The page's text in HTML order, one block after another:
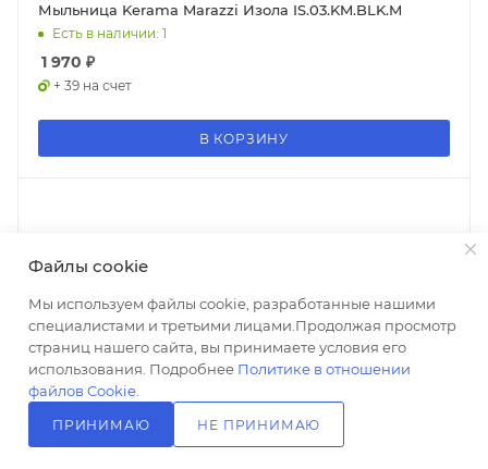
Мыльница Kerama Marazzi Изола IS.03.KM.BLK.M
Есть в наличии: 1
1 970 ₽
+ 39 на счет
В КОРЗИНУ
Файлы cookie
Мы используем файлы cookie, разработанные нашими
специалистами и третьими лицами.Продолжая просмотр
страниц нашего сайта, вы принимаете условия его
использования. Подробнее Политике в отношении
файлов Cookie
ПРИНИМАЮ НЕ ПРИНИМАЮ